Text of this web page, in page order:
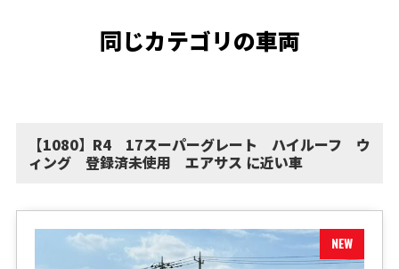
同じカテゴリの車両
【1080】R4 17スーパーグレート ハイルーフ ウ
ィング 登録済未使用 エアサス に近い車